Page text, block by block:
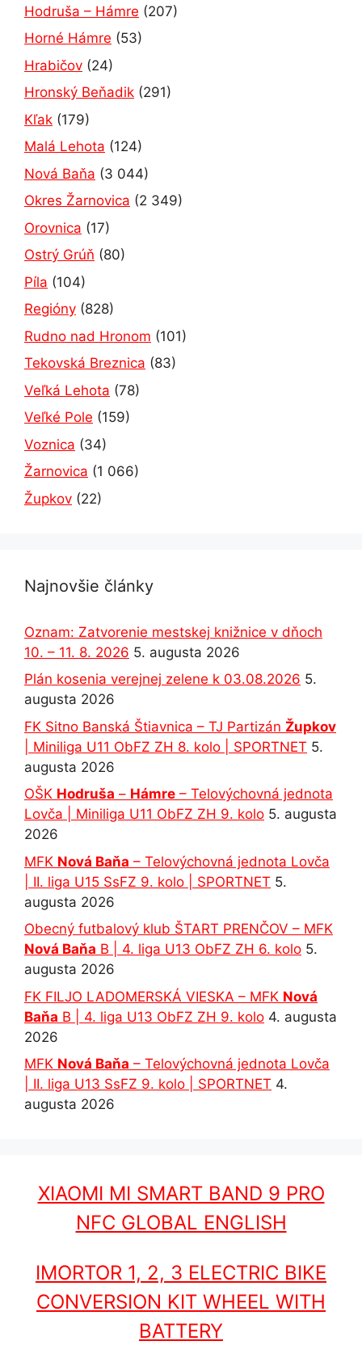
Hodruša – Hámre (207)
Horné Hámre (53)
Hrabičov (24)
Hronský Beňadik (291)
Kľak (179)
Malá Lehota (124)
Nová Baňa (3 044)
Okres Žarnovica (2 349)
Orovnica (17)
Ostrý Grúň (80)
Píla (104)
Regióny (828)
Rudno nad Hronom (101)
Tekovská Breznica (83)
Veľká Lehota (78)
Veľké Pole (159)
Voznica (34)
Žarnovica (1 066)
Župkov (22)
Najnovšie články
Oznam: Zatvorenie mestskej knižnice v dňoch
10. – 11. 8. 2026 5. augusta 2026
Plán kosenia verejnej zelene k 03.08.2026 5.
augusta 2026
FK Sitno Banská Štiavnica – TJ Partizán Župkov
| Miniliga U11 ObFZ ZH 8. kolo | SPORTNET 5.
augusta 2026
OŠK Hodruša – Hámre – Telovýchovná jednota
Lovča | Miniliga U11 ObFZ ZH 9. kolo 5. augusta
2026
MFK Nová Baňa – Telovýchovná jednota Lovča
| II. liga U15 SsFZ 9. kolo | SPORTNET 5.
augusta 2026
Obecný futbalový klub ŠTART PRENČOV – MFK
Nová Baňa B | 4. liga U13 ObFZ ZH 6. kolo 5.
augusta 2026
FK FILJO LADOMERSKÁ VIESKA – MFK Nová
Baňa B | 4. liga U13 ObFZ ZH 9. kolo 4. augusta
2026
MFK Nová Baňa – Telovýchovná jednota Lovča
| II. liga U13 SsFZ 9. kolo | SPORTNET 4.
augusta 2026
XIAOMI MI SMART BAND 9 PRO
NFC GLOBAL ENGLISH
IMORTOR 1, 2, 3 ELECTRIC BIKE
CONVERSION KIT WHEEL WITH
BATTERY